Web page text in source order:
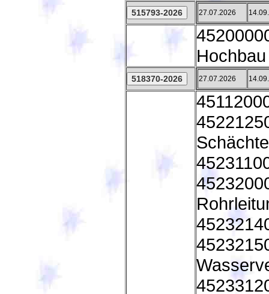
27.07.2026
27.07.2026